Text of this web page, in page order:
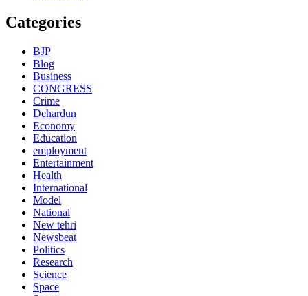
Categories
BJP
Blog
Business
CONGRESS
Crime
Dehardun
Economy
Education
employment
Entertainment
Health
International
Model
National
New tehri
Newsbeat
Politics
Research
Science
Space